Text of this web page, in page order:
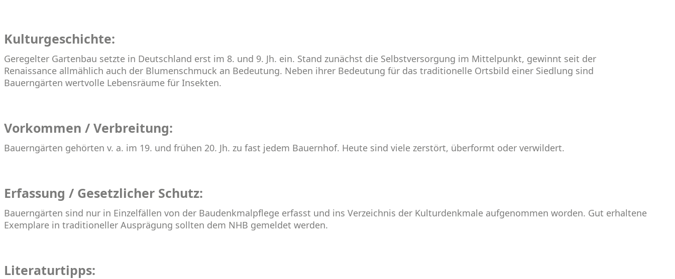
Kulturgeschichte:
Geregelter Gartenbau setzte in Deutschland erst im 8. und 9. Jh. ein. Stand zunächst die Selbstversorgung im Mittelpunkt, gewinnt seit der
Renaissance allmählich auch der Blumenschmuck an Bedeutung. Neben ihrer Bedeutung für das traditionelle Ortsbild einer Siedlung sind
Bauerngärten wertvolle Lebensräume für Insekten.
Vorkommen / Verbreitung:
Bauerngärten gehörten v. a. im 19. und frühen 20. Jh. zu fast jedem Bauernhof. Heute sind viele zerstört, überformt oder verwildert.
Erfassung / Gesetzlicher Schutz:
Bauerngärten sind nur in Einzelfällen von der Baudenkmalpflege erfasst und ins Verzeichnis der Kulturdenkmale aufgenommen worden. Gut erhal­tene
Exemplare in traditioneller Ausprägung sollten dem NHB gemeldet werden.
Literaturtipps: